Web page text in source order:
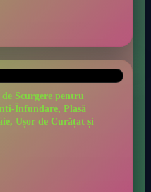
Scurgere pentru
Înfundare, Plasă
Ușor de Curățat și